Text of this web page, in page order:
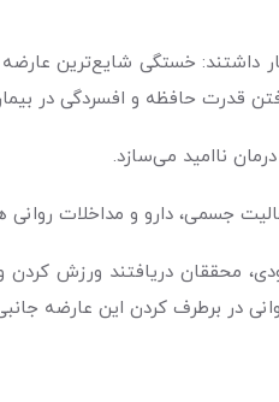
داشتند: خستگی شایع‌ترین
قدرت حافظه و افسردگی در
ناامید می‌سازد.
جسمی، دارو و مداخلات
محققان دریافتند ورزش
در برطرف کردن این عارضه جانبی